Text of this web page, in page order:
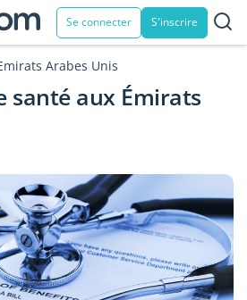
Se connecter S'inscrire
Arabes Unis
santé aux Émirats